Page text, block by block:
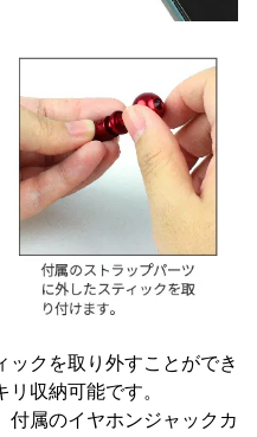
ックを取り外すことができ
収納可能です。
付属のイヤホンジャックカ